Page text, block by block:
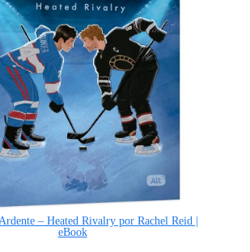
– Heated Rivalry por Rachel Reid |
eBook